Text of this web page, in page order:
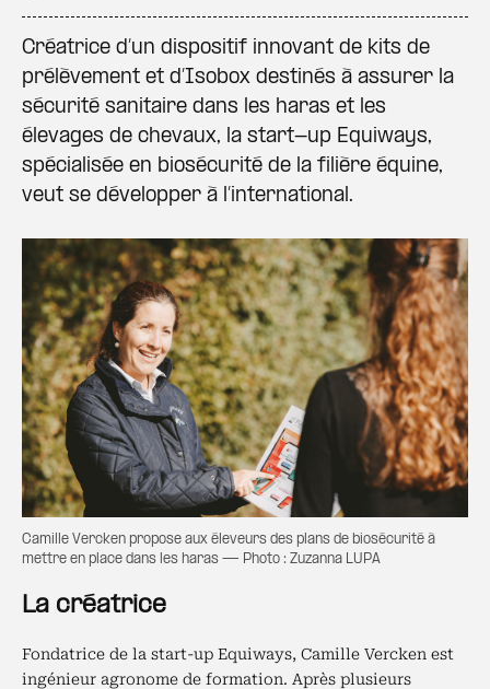
Créatrice d’un dispositif innovant de kits de
prélèvement et d’Isobox destinés à assurer la
sécurité sanitaire dans les haras et les
élevages de chevaux, la start-up Equiways,
spécialisée en biosécurité de la filière équine,
veut se développer à l’international.
Camille Vercken propose aux éleveurs des plans de biosécurité à
mettre en place dans les haras — Photo : Zuzanna LUPA
La créatrice
Fondatrice de la start-up Equiways, Camille Vercken est
ingénieur agronome de formation. Après plusieurs